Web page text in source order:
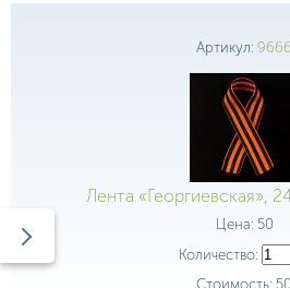
Артикул: 9666
Лента «Георгиевская»,
Цена: 50
Количество:
Стоимость: 50